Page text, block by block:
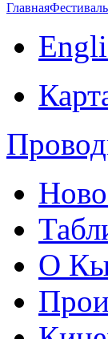
Главная
О